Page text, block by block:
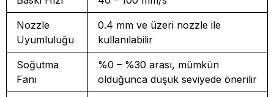
Nozzle
Uyumluluğu
0.4 mm ve üzeri nozzle ile
kullanılabilir
Soğutma
Fanı
%0 – %30 arası, mümkün
olduğunca düşük seviyede önerilir